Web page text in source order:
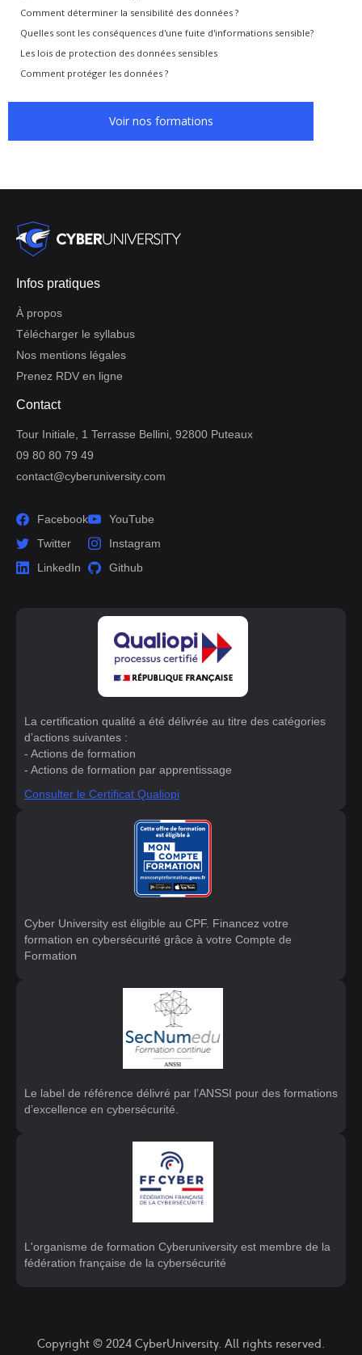
Comment déterminer la sensibilité des données ?
Quelles sont les conséquences d'une fuite d'informations sensible?
Les lois de protection des données sensibles
Comment protéger les données ?
Voir nos formations
Infos pratiques
À propos
Télécharger le syllabus
Nos mentions légales
Prenez RDV en ligne
Contact
Tour Initiale, 1 Terrasse Bellini, 92800 Puteaux
09 80 80 79 49
contact@cyberuniversity.com
Facebook
Twitter
LinkedIn
YouTube
Instagram
Github
La certification qualité a été délivrée au titre des catégories
d’actions suivantes :
- Actions de formation
- Actions de formation par apprentissage
Consulter le Certificat Qualiopi
Cyber University est éligible au CPF. Financez votre
formation en cybersécurité grâce à votre Compte de
Formation
Le label de référence délivré par l’ANSSI pour des formations
d’excellence en cybersécurité.
L'organisme de formation Cyberuniversity est membre de la
fédération française de la cybersécurité
Copyright © 2024 CyberUniversity. All rights reserved.